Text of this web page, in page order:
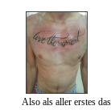
Also als aller erstes